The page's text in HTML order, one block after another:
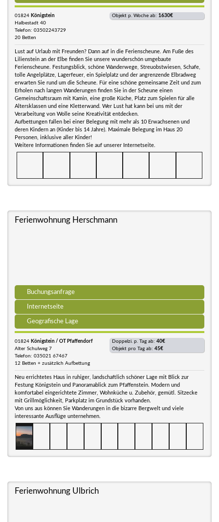
01824 Königstein
Halbestadt 40
Telefon: 03502243729
20 Betten
Objekt p. Woche ab: 1630€
Lust auf Urlaub mit Freunden? Dann auf in die Ferienscheune. Am Fuße des
Lilienstein an der Elbe finden Sie unsere wunderschön umgebaute
Ferienscheune. Festungsblick, schöne Wanderwege, Streuobstwiesen, Schafe,
tolle Angelplätze, Lagerfeuer, ein Spielplatz und der angrenzende Elbradweg
erwarten Sie rund um die Scheune. Für eine schöne gemeinsame Zeit und zum
Erholen nach langen Wanderungen finden Sie in der Scheune einen
Gemeinschaftsraum mit Kamin, eine große Küche, Platz zum Spielen für alle
Altersklassen und eine Kletterwand. Wer Lust hat kann bei uns mit der
Verarbeitung von Wolle seine Kreativität entdecken.
Aufbettungen fallen bei einer Belegung mit mehr als 10 Erwachsenen und
deren Kindern an (Kinder bis 14 Jahre). Maximale Belegung im Haus 20
Personen, inklusive aller Kinder!
Weitere Informationen finden Sie auf unserer Internetseite.
Ferienwohnung Herschmann
Buchungsanfrage
Internetseite
Geografische Lage
01824 Königstein / OT Pfaffendorf
Alter Schulweg 7
Telefon: 035021 67467
12 Betten + zusätzlich Aufbettung
Doppelzi. p. Tag ab: 40€
Objekt pro Tag ab: 45€
Neu errichtetes Haus in ruhiger, landschaftlich schöner Lage mit Blick zur
Festung Königstein und Panoramablick zum Pfaffenstein. Modern und
komfortabel eingerichtete Zimmer, Wohnküche u. Zubehör, gemütl. Sitzecke
mit Grillmöglichkeit, Parkplatz im Grundstück vorhanden.
Von uns aus können Sie Wanderungen in die bizarre Bergwelt und viele
interessante Ausflüge unternehmen.
Ferienwohnung Ulbrich